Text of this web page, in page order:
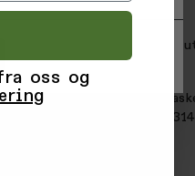
fleste på markedet!
Å VARE – Alt Orange
– 24oz BPA-fri
/ Vekt med flaske -
oss og